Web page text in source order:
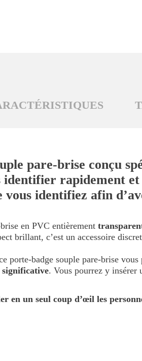
pare-brise conçu
rapidement et
vous identifiez afin
en PVC entièrement
brillant, c’est un accessoire
porte-badge souple pare-brise vous
significative. Vous pourrez y insérer
en un seul coup d’œil les